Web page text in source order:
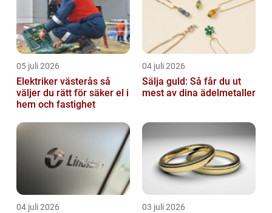
05 juli 2026
Elektriker västerås så
väljer du rätt för säker el i
hem och fastighet
04 juli 2026
Sälja guld: Så får du ut
mest av dina ädelmetaller
04 juli 2026 03 juli 2026